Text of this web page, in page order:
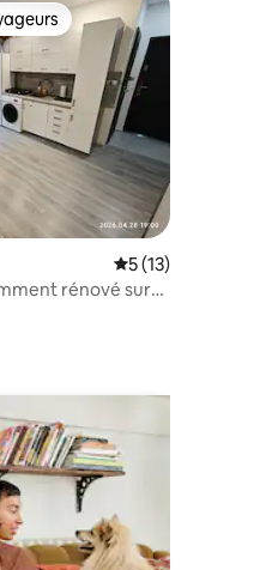
39 commentaires : 5 sur 5
les plus appréciés
Évaluation
5 (13)
rénové sur